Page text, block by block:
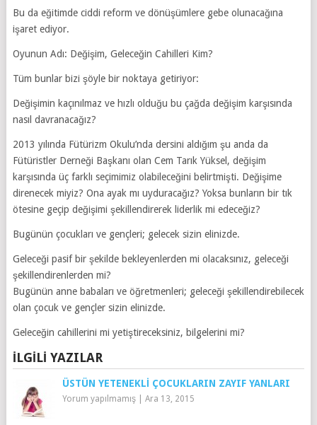
Bu da eğitimde ciddi reform ve dönüşümlere gebe olunacağına
işaret ediyor.
Oyunun Adı: Değişim, Geleceğin Cahilleri Kim?
Tüm bunlar bizi şöyle bir noktaya getiriyor:
Değişimin kaçınılmaz ve hızlı olduğu bu çağda değişim karşısında
nasıl davranacağız?
2013 yılında Fütürizm Okulu’nda dersini aldığım şu anda da
Fütüristler Derneği Başkanı olan Cem Tarık Yüksel, değişim
karşısında üç farklı seçimimiz olabileceğini belirtmişti. Değişime
direnecek miyiz? Ona ayak mı uyduracağız? Yoksa bunların bir tık
ötesine geçip değişimi şekillendirerek liderlik mi edeceğiz?
Bugünün çocukları ve gençleri; gelecek sizin elinizde.
Geleceği pasif bir şekilde bekleyenlerden mi olacaksınız, geleceği
şekillendirenlerden mi?
Bugünün anne babaları ve öğretmenleri; geleceği şekillendirebilecek
olan çocuk ve gençler sizin elinizde.
Geleceğin cahillerini mi yetiştireceksiniz, bilgelerini mi?
İLGILI YAZILAR
ÜSTÜN YETENEKLI ÇOCUKLARIN ZAYIF YANLARI
Yorum yapılmamış| Ara 13, 2015